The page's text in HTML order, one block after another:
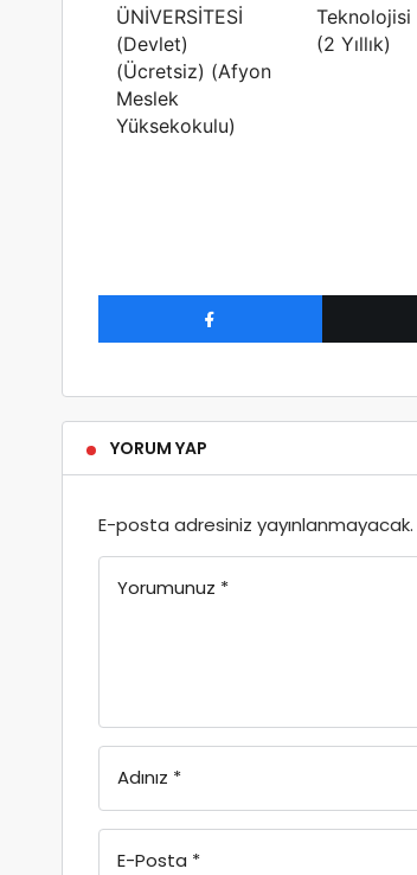
ÜNİVERSİTESİ
(Devlet)
(Ücretsiz) (Afyon
Meslek
Yüksekokulu)
Teknolojisi
(2 Yıllık)
YORUM YAP
E-posta adresiniz yayınlanmayacak.
Yorumunuz *
Adınız *
E-Posta *